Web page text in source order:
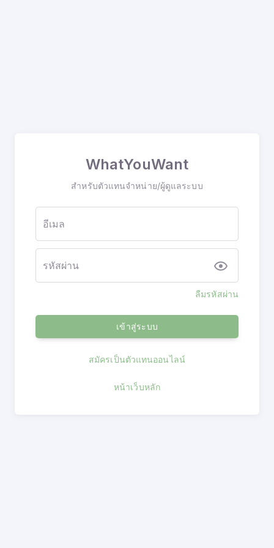
WhatYouWant
สำหรับตัวแทนจำหน่าย/ผู้ดูแลระบบ
อีเมล
รหัสผ่าน
ลืมรหัสผ่าน
เข้าสู่ระบบ
สมัครเป็นตัวแทนออนไลน์
หน้าเว็บหลัก